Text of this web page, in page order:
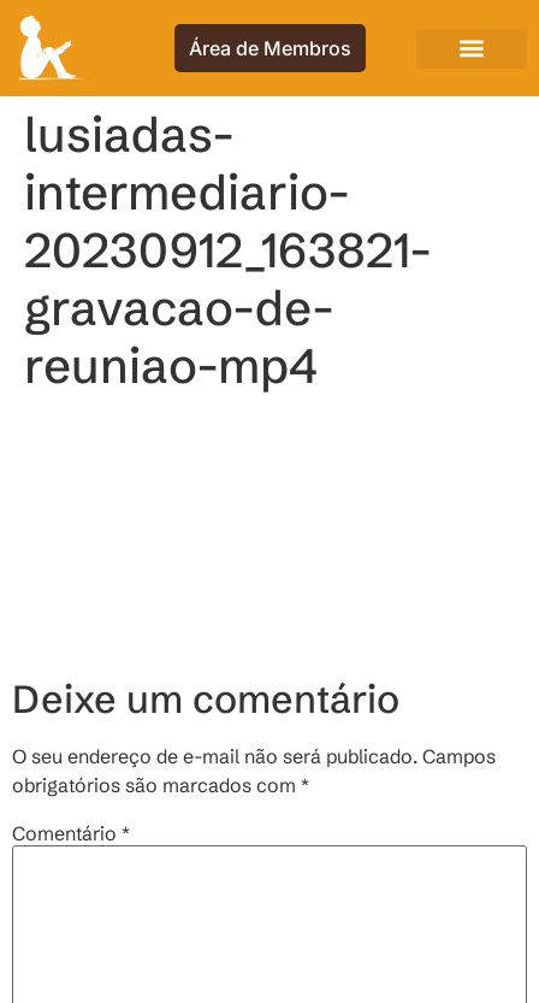
Área de Membros
lusiadas-
intermediario-
20230912_163821-
gravacao-de-
reuniao-mp4
Deixe um comentário
O seu endereço de e-mail não será publicado. Campos
obrigatórios são marcados com *
Comentário *